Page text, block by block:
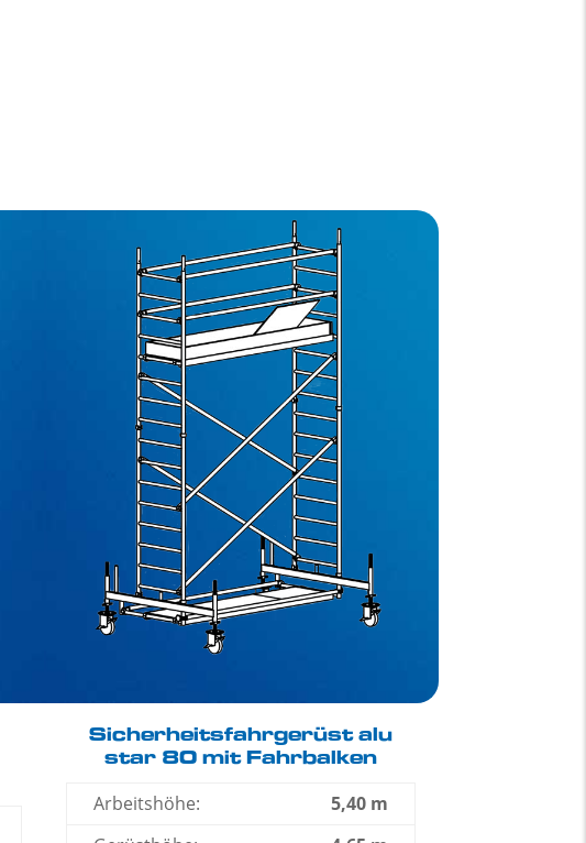
Sicherheitsfahrgerüst alu
star 80 mit Fahrbalken
Arbeitshöhe:
5,40 m